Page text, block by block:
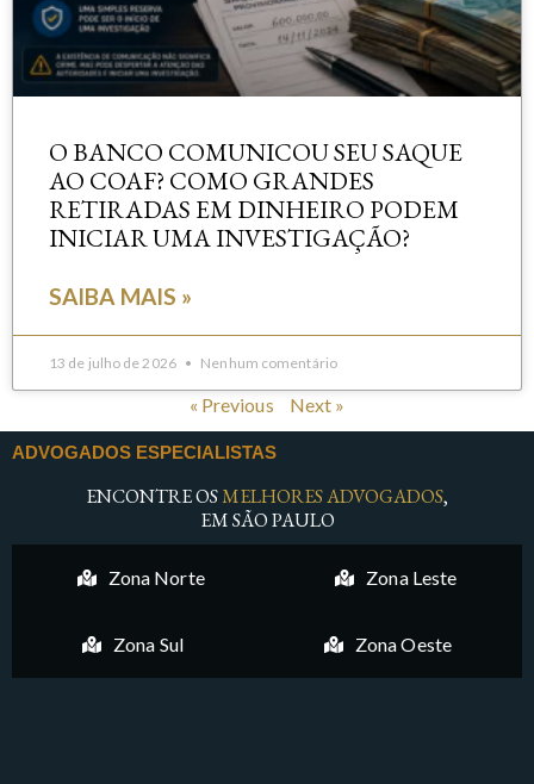
O BANCO COMUNICOU SEU SAQUE
AO COAF? COMO GRANDES
RETIRADAS EM DINHEIRO PODEM
INICIAR UMA INVESTIGAÇÃO?
SAIBA MAIS »
13 de julho de 2026 Nenhum comentário
« Previous Next »
ADVOGADOS ESPECIALISTAS
ENCONTRE OSMELHORES ADVOGADOS,
EM SÃO PAULO
Zona Norte Zona Leste
Zona Sul Zona Oeste